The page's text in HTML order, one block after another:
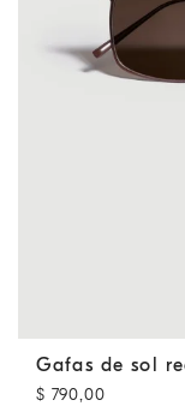
Gafas de sol
Gafas de sol
$ 790,00